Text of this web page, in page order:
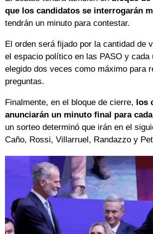
que los candidatos se interrogarán
tendrán un minuto para contestar.
El orden será fijado por la cantidad de
el espacio político en las PASO y cada
elegido dos veces como máximo para
preguntas.
Finalmente, en el bloque de cierre, los
anunciarán un minuto final para
un sorteo determinó que irán en el
Caño, Rossi, Villarruel, Randazzo y